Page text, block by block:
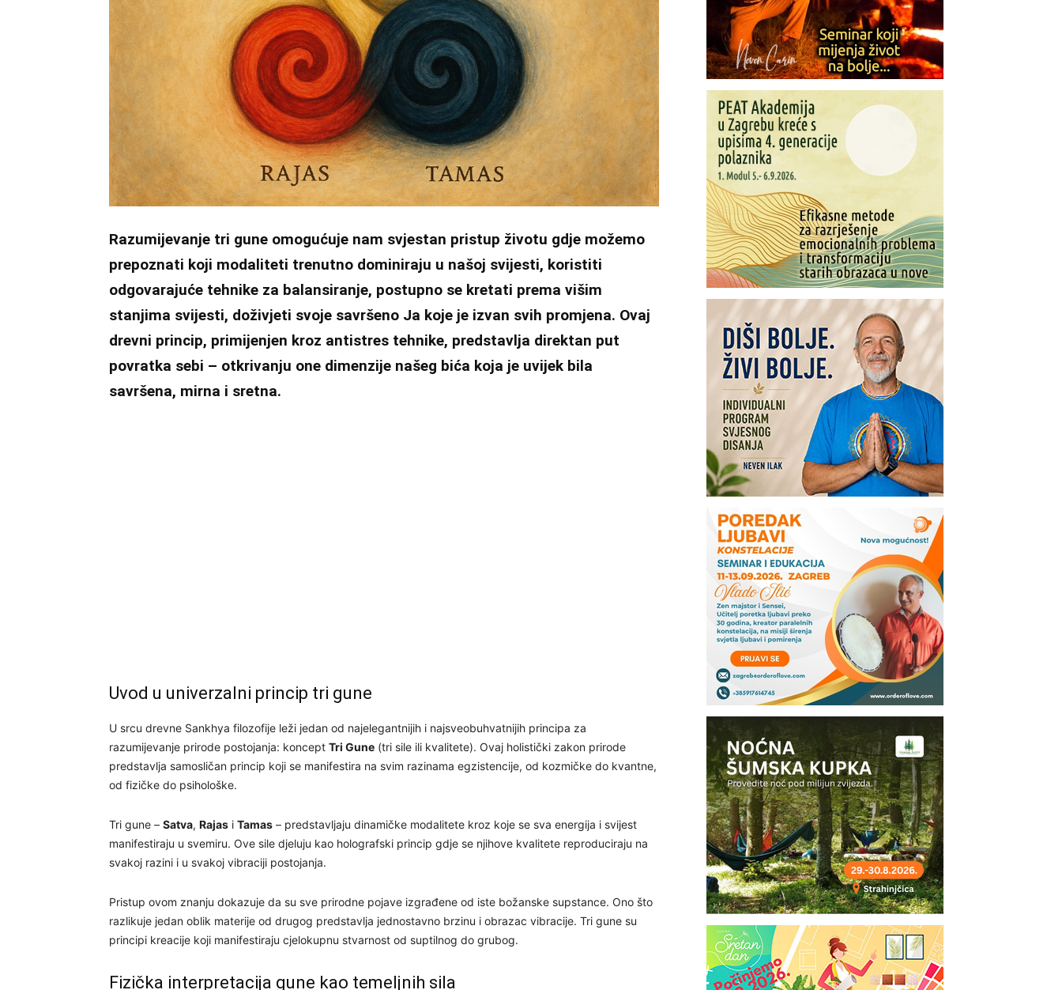
Razumijevanje tri gune omogućuje nam svjestan pristup životu gdje možemo
prepoznati koji modaliteti trenutno dominiraju u našoj svijesti, koristiti
odgovarajuće tehnike za balansiranje, postupno se kretati prema višim
stanjima svijesti, doživjeti svoje savršeno Ja koje je izvan svih promjena. Ovaj
drevni princip, primijenjen kroz antistres tehnike, predstavlja direktan put
povratka sebi – otkrivanju one dimenzije našeg bića koja je uvijek bila
savršena, mirna i sretna.
Uvod u univerzalni princip tri gune
U srcu drevne Sankhya filozofije leži jedan od najelegantnijih i najsveobuhvatnijih principa za
razumijevanje prirode postojanja: koncept Tri Gune (tri sile ili kvalitete). Ovaj holistički zakon prirode
predstavlja samosličan princip koji se manifestira na svim razinama egzistencije, od kozmičke do kvantne,
od fizičke do psihološke.
Tri gune – Satva, Rajas i Tamas – predstavljaju dinamičke modalitete kroz koje se sva energija i svijest
manifestiraju u svemiru. Ove sile djeluju kao holografski princip gdje se njihove kvalitete reproduciraju na
svakoj razini i u svakoj vibraciji postojanja.
Pristup ovom znanju dokazuje da su sve prirodne pojave izgrađene od iste božanske supstance. Ono što
razlikuje jedan oblik materije od drugog predstavlja jednostavno brzinu i obrazac vibracije. Tri gune su
principi kreacije koji manifestiraju cjelokupnu stvarnost od suptilnog do grubog.
Fizička interpretacija gune kao temeljnih sila